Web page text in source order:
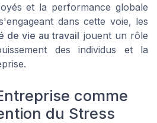
et la performance globale
dans cette voie, les
de vie au travail jouent un rôle
des individus et la
comme
du Stress